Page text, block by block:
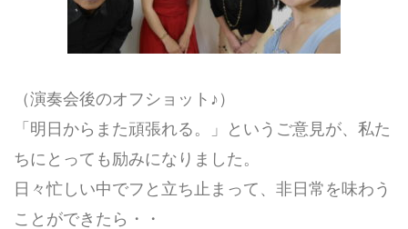
（演奏会後のオフショット♪）
「明日からまた頑張れる。」というご意見が、私た
ちにとっても励みになりました。
日々忙しい中でフと立ち止まって、非日常を味わう
ことができたら・・